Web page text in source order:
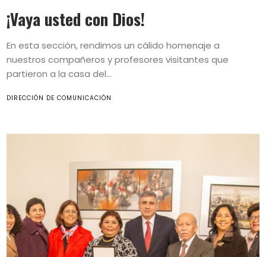
¡Vaya usted con Dios!
En esta sección, rendimos un cálido homenaje a
nuestros compañeros y profesores visitantes que
partieron a la casa del...
DIRECCIÓN DE COMUNICACIÓN